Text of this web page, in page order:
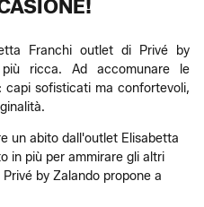
Franchi outlet di Privé by
ricca. Ad accomunare le
capi sofisticati ma confortevoli,
un abito dall'outlet Elisabetta
in più per ammirare gli altri
by Zalando propone a